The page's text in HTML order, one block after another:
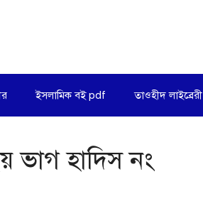
ইসলামিক বই pdf তাওহীদ লাইব্রেরী
ভাগ হাদিস নং